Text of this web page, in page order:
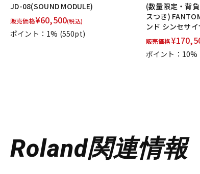
JD-08(SOUND MODULE)
販売価格¥60,500(税込)
ポイント：1% (550pt)
(数量限定・背
スつき)
ンド シンセサ
販売価格¥
ポイント：10%
Roland関連情報